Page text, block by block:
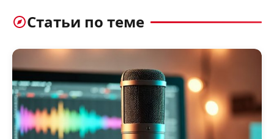
Статьи по теме